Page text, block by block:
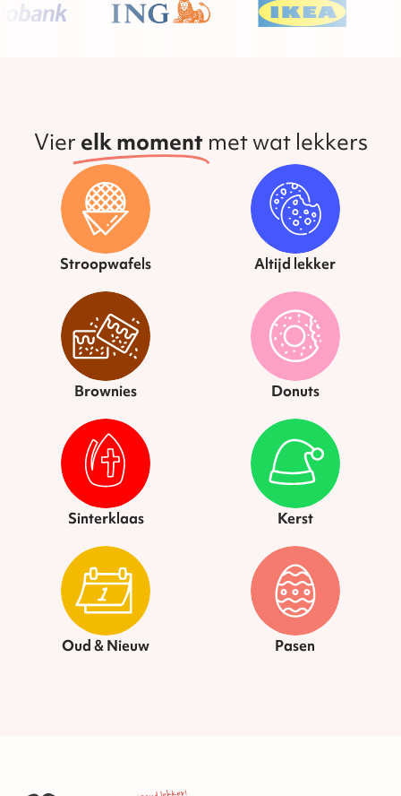
Vier elk moment met wat lekkers
Stroopwafels Altijd lekker
Brownies Donuts
Sinterklaas Kerst
Oud & Nieuw Pasen